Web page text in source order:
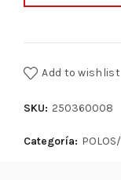
Add to wishlist
SKU: 250360008
Categoría: